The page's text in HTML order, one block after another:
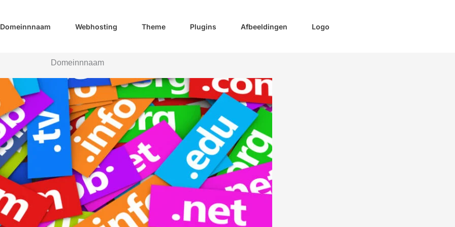
Domeinnnaam Webhosting Theme Plugins Afbeeldingen Logo
Domeinnnaam